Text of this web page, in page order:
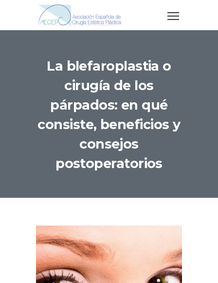
La blefaroplastia o
cirugía de los
párpados: en qué
consiste, beneficios y
consejos
postoperatorios